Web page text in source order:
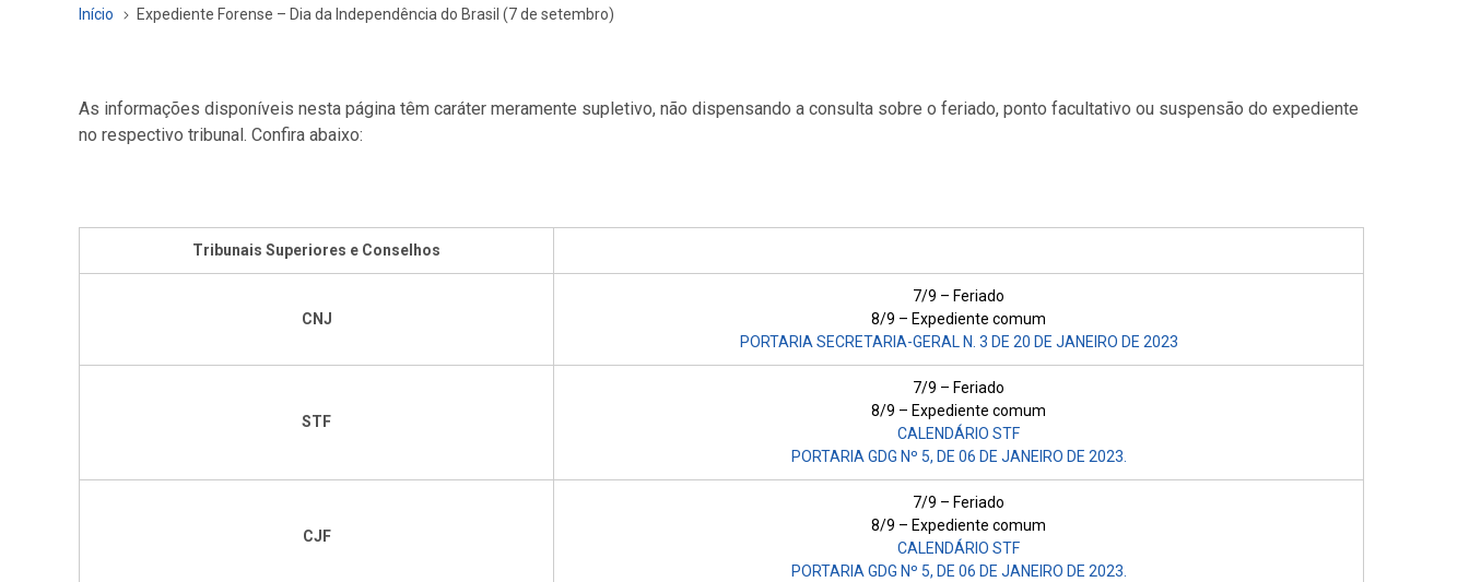
Início Expediente Forense – Dia da Independência do Brasil (7 de setembro)
As informações disponíveis nesta página têm caráter meramente supletivo, não dispensando a consulta sobre o feriado, ponto facultativo ou suspensão do expediente
no respectivo tribunal. Confira abaixo:
Tribunais Superiores e Conselhos
CNJ
7/9 – Feriado
8/9 – Expediente comum
PORTARIA SECRETARIA-GERAL N. 3 DE 20 DE JANEIRO DE 2023
STF
7/9 – Feriado
8/9 – Expediente comum
CALENDÁRIO STF
PORTARIA GDG Nº 5, DE 06 DE JANEIRO DE 2023.
CJF
7/9 – Feriado
8/9 – Expediente comum
CALENDÁRIO STF
PORTARIA GDG Nº 5, DE 06 DE JANEIRO DE 2023.